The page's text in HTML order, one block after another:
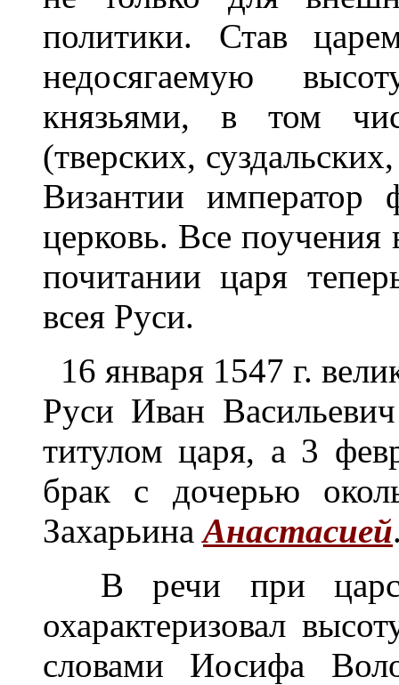
политики. Став
недосягаемую
князьями, в том
(тверских,
Византии император
церковь. Все поучения
почитании царя
всея Руси.
16 января 1547 г.
Руси Иван
титулом царя, а 3
брак с дочерью
ЗахарьинаАнастасией
В речи при
охарактеризовал
словами Иосифа